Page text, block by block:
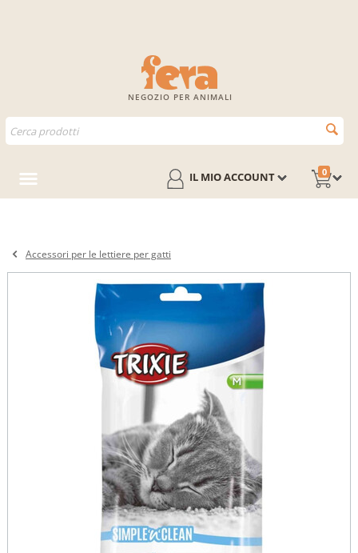
NEGOZIO PER ANIMALI
0
IL MIO ACCOUNT
Accessori per le lettiere per gatti